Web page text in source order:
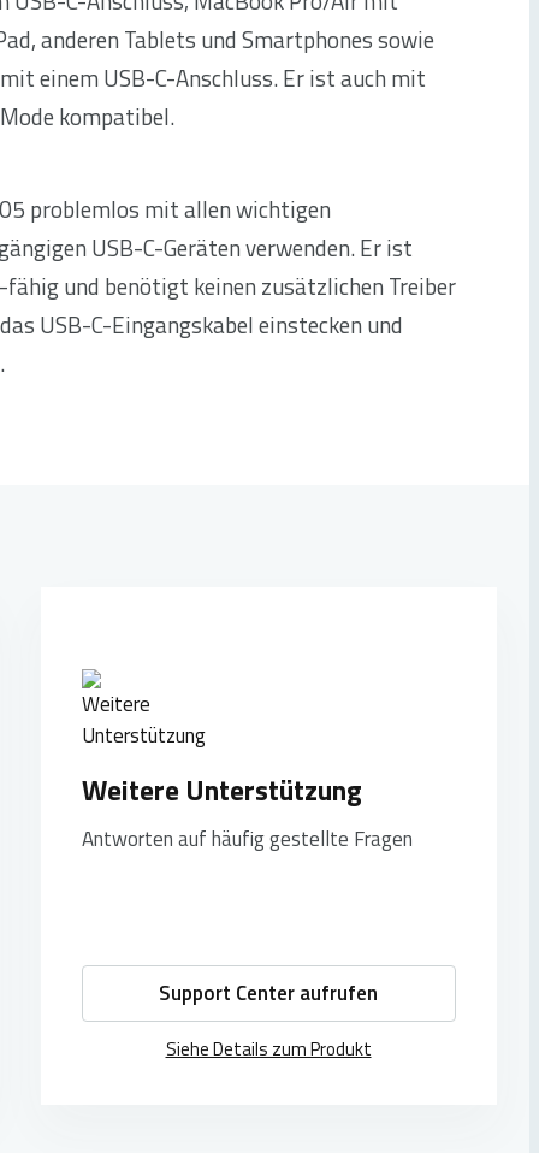
anderen Tablets und Smartphones sowie
einem USB-C-Anschluss. Er ist auch mit
kompatibel.
problemlos mit allen wichtigen
USB-C-Geräten verwenden. Er ist
und benötigt keinen zusätzlichen Treiber
USB-C-Eingangskabel einstecken und
Weitere Unterstützung
Antworten auf häufig gestellte Fragen
Support Center aufrufen
Siehe Details zum Produkt